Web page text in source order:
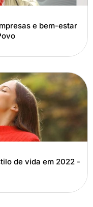
e bem-estar
de vida em 2022 -